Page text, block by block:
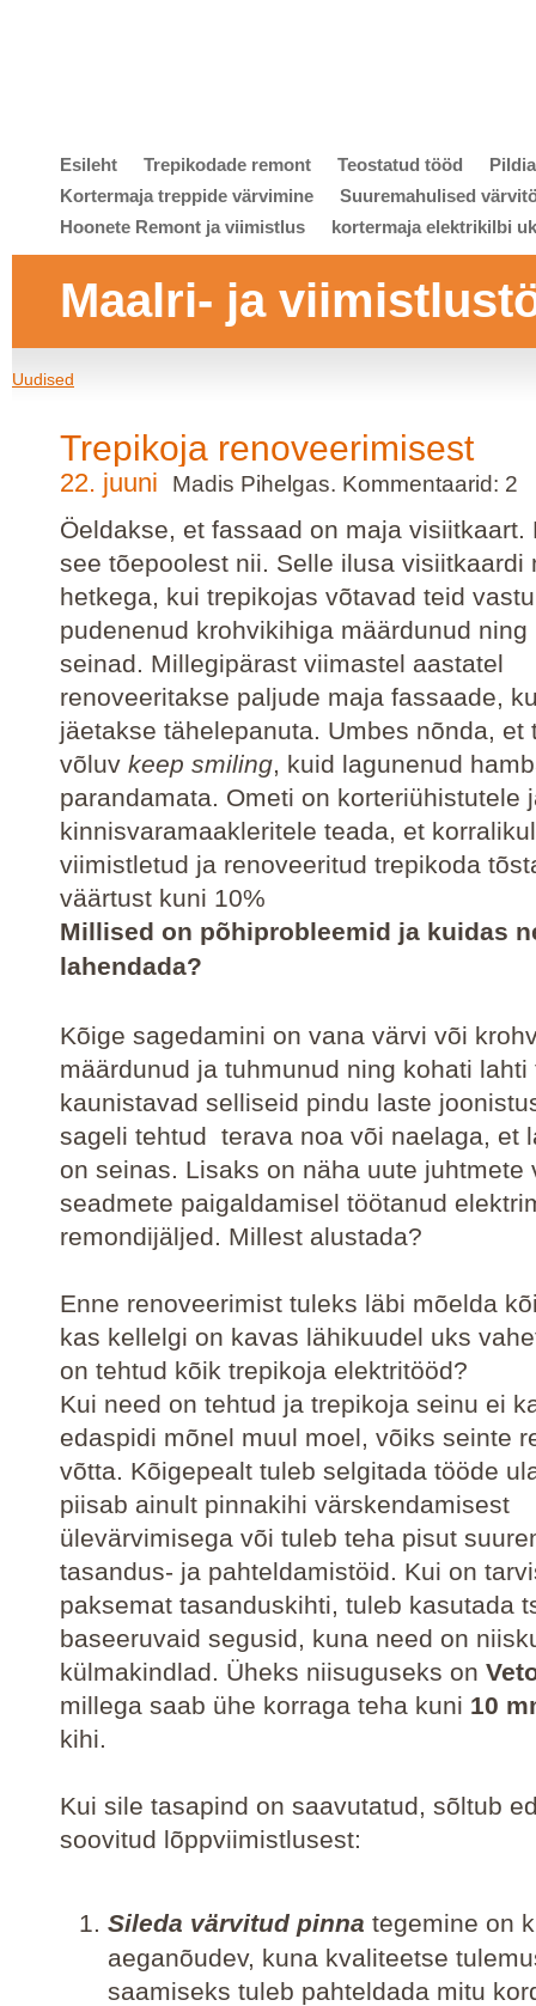
Esileht Trepikodade remont Teostatud tööd
Kortermaja treppide värvimine
Suuremahulised
Hoonete Remont ja viimistlus
kortermaja elektrikilbi
Maalri- ja
Uudised
Trepikoja renoveerimisest
22. juuni Madis Pihelgas. Kommentaarid: 2
Öeldakse, et fassaad on maja visiitkaart.
see tõepoolest nii. Selle ilusa visiitkaardi
hetkega, kui trepikojas võtavad teid
pudenenud krohvikihiga määrdunud ning
seinad. Millegipärast viimastel aastatel
renoveeritakse paljude maja fassaade,
jäetakse tähelepanuta. Umbes nõnda, et
võluv keep smiling, kuid lagunenud
parandamata. Ometi on korteriühistutele
kinnisvaramaakleritele teada, et
viimistletud ja renoveeritud trepikoda
väärtust kuni 10%
Millised on põhiprobleemid ja kuidas
lahendada?
Kõige sagedamini on vana värvi või
määrdunud ja tuhmunud ning kohati lahti
kaunistavad selliseid pindu laste
sageli tehtud terava noa või naelaga, et
on seinas. Lisaks on näha uute juhtmete
seadmete paigaldamisel töötanud
remondijäljed. Millest alustada?
Enne renoveerimist tuleks läbi mõelda
kas kellelgi on kavas lähikuudel uks
on tehtud kõik trepikoja elektritööd?
Kui need on tehtud ja trepikoja seinu ei
edaspidi mõnel muul moel, võiks seinte
võtta. Kõigepealt tuleb selgitada tööde
piisab ainult pinnakihi värskendamisest
ülevärvimisega või tuleb teha pisut
tasandus- ja pahteldamistöid. Kui on
paksemat tasanduskihti, tuleb kasutada
baseeruvaid segusid, kuna need on
külmakindlad. Üheks niisuguseks on
millega saab ühe korraga teha kuni 10
kihi.
Kui sile tasapind on saavutatud, sõltub
soovitud lõppviimistlusest:
Sileda värvitud pinna tegemine on
aeganõudev, kuna kvaliteetse
saamiseks tuleb pahteldada mitu